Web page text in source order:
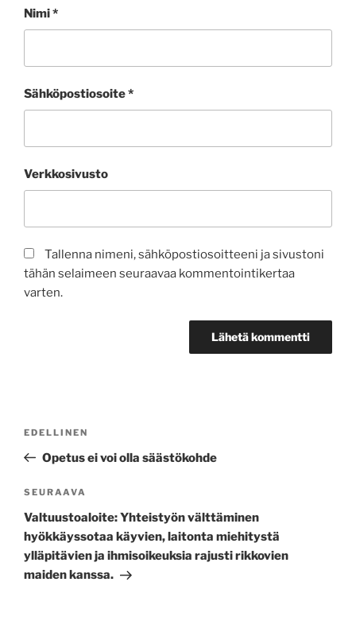
Nimi*
Sähköpostiosoite*
Verkkosivusto
Tallenna nimeni, sähköpostiosoitteeni ja sivustoni
tähän selaimeen seuraavaa kommentointikertaa
varten.
Edellinen
artikkeli
EDELLINEN
Opetus ei voi olla säästökohde
Seuraava
artikkeli
SEURAAVA
Valtuustoaloite: Yhteistyön välttäminen
hyökkäyssotaa käyvien, laitonta miehitystä
ylläpitävien ja ihmisoikeuksia rajusti rikkovien
maiden kanssa.